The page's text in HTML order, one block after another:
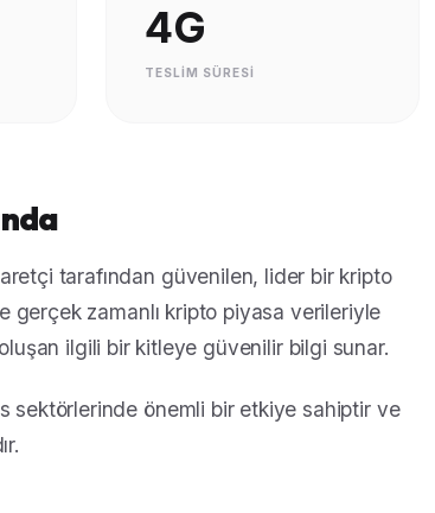
4G
TESLIM SÜRESI
tarafından güvenilen, lider bir kripto
gerçek zamanlı kripto piyasa verileriyle
oluşan ilgili bir kitleye güvenilir bilgi sunar.
sektörlerinde önemli bir etkiye sahiptir ve